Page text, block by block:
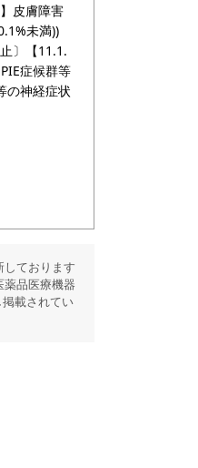
皮膚障害
未満))
〕【11.1.
症候群等
の神経症状
ております
品医療機器
載されてい